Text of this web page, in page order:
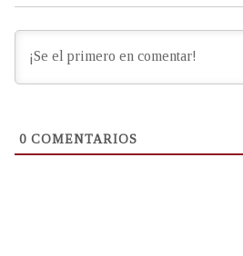
0 COMENTARIOS